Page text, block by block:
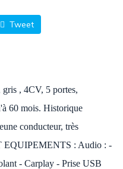
Tweet
, 4CV, 5 portes,
60 mois. Historique
conducteur, très
EQUIPEMENTS : Audio : -
- Carplay - Prise USB